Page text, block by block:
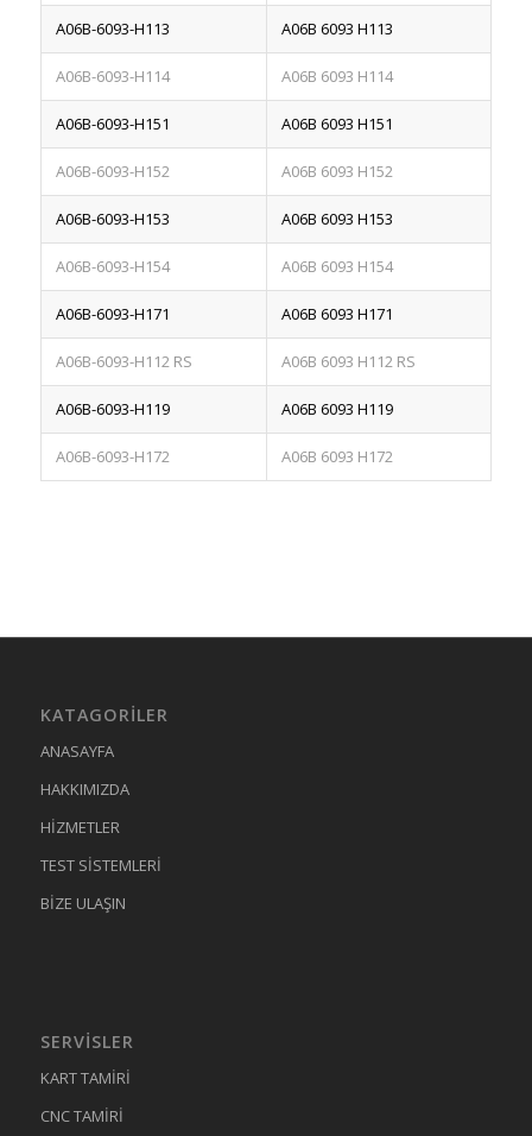
A06B-6093-H113 A06B 6093 H113
A06B-6093-H114 A06B 6093 H114
A06B-6093-H151 A06B 6093 H151
A06B-6093-H152 A06B 6093 H152
A06B-6093-H153 A06B 6093 H153
A06B-6093-H154 A06B 6093 H154
A06B-6093-H171 A06B 6093 H171
A06B-6093-H112 RS A06B 6093 H112 RS
A06B-6093-H119 A06B 6093 H119
A06B-6093-H172 A06B 6093 H172
KATAGORILER
ANASAYFA
HAKKIMIZDA
HİZMETLER
TEST SİSTEMLERİ
BİZE ULAŞIN
SERVISLER
KART TAMİRİ
CNC TAMİRİ